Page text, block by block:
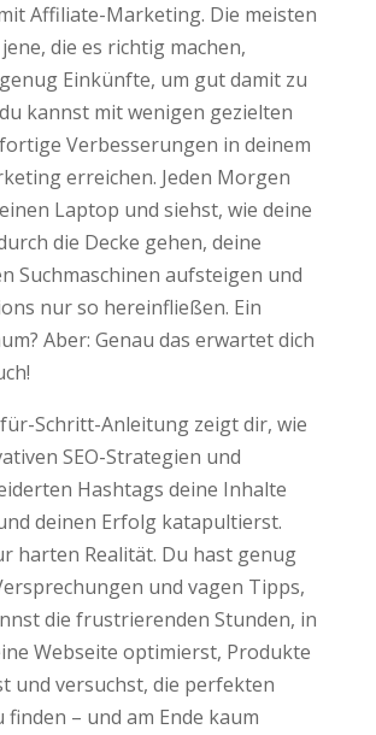
Affiliate-Marketing. Die meisten
die es richtig machen,
Einkünfte, um gut damit zu
kannst mit wenigen gezielten
Verbesserungen in deinem
erreichen. Jeden Morgen
Laptop und siehst, wie deine
die Decke gehen, deine
Suchmaschinen aufsteigen und
nur so hereinfließen. Ein
Aber: Genau das erwartet dich
Schritt-Anleitung zeigt dir, wie
SEO-Strategien und
Hashtags deine Inhalte
deinen Erfolg katapultierst.
harten Realität. Du hast genug
und vagen Tipps,
die frustrierenden Stunden, in
Webseite optimierst, Produkte
und versuchst, die perfekten
finden – und am Ende kaum